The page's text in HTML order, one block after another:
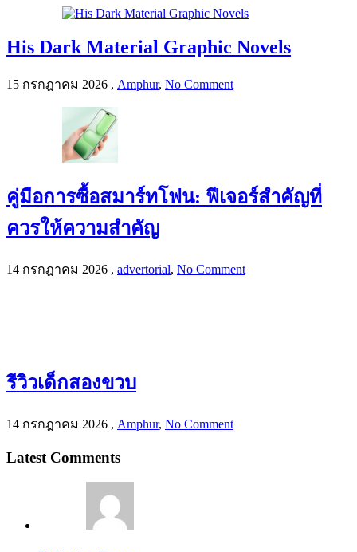
His Dark Material Graphic Novels
15 กรกฎาคม 2026 , Amphur, No Comment
คู่มือการซื้อสมาร์ทโฟน: ฟีเจอร์สำคัญที่
ควรให้ความสำคัญ
14 กรกฎาคม 2026 , advertorial, No Comment
รีวิวเด็กสองขวบ
14 กรกฎาคม 2026 , Amphur, No Comment
Latest Comments